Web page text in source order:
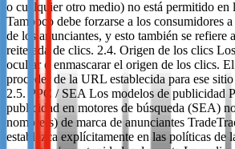
o cualquier otro medio) no está permitido en
Tampoco debe forzarse a los consumidores
de los anunciantes, y esto también se refiere
reiterada de clics. 2.4. Origen de los clics
ocultar o enmascarar el origen de los clics.
proceder de la URL establecida para ese
2.5. PPC / SEA Los modelos de publicidad
publicidad en motores de búsqueda (SEA)
nombre(s) de marca de anunciantes
establezca explícitamente en las políticas de